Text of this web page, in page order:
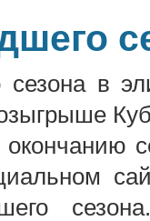
сезона в